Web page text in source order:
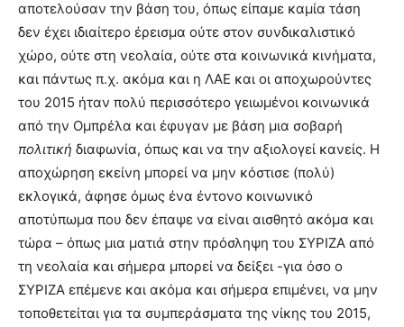
αποτελούσαν την βάση του, όπως είπαμε καμία τάση
δεν έχει ιδιαίτερο έρεισμα ούτε στον συνδικαλιστικό
χώρο, ούτε στη νεολαία, ούτε στα κοινωνικά κινήματα,
και πάντως π.χ. ακόμα και η ΛΑΕ και οι αποχωρούντες
του 2015 ήταν πολύ περισσότερο γειωμένοι κοινωνικά
από την Ομπρέλα και έφυγαν με βάση μια σοβαρή
πολιτική διαφωνία, όπως και να την αξιολογεί κανείς. Η
αποχώρηση εκείνη μπορεί να μην κόστισε (πολύ)
εκλογικά, άφησε όμως ένα έντονο κοινωνικό
αποτύπωμα που δεν έπαψε να είναι αισθητό ακόμα και
τώρα – όπως μια ματιά στην πρόσληψη του ΣΥΡΙΖΑ από
τη νεολαία και σήμερα μπορεί να δείξει -για όσο ο
ΣΥΡΙΖΑ επέμενε και ακόμα και σήμερα επιμένει, να μην
τοποθετείται για τα συμπεράσματα της νίκης του 2015,